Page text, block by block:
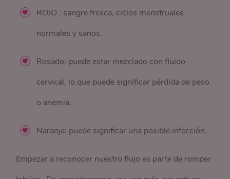
ROJO : sangre fresca, ciclos menstruales
normales y sanos.
Rosado: puede estar mezclado con fluido
cervical, lo que puede significar pérdida de peso
o anemia.
Naranja: puede significar una posible infección.
Empezar a reconocer nuestro flujo es parte de romper